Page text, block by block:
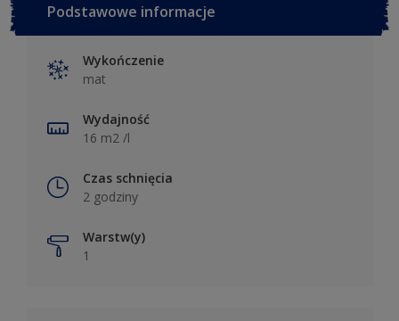
Podstawowe informacje
Wykończenie
mat
Wydajność
16 m2 /l
Czas schnięcia
2 godziny
Warstw(y)
1